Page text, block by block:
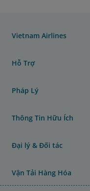
Vietnam Airlines
Hỗ Trợ
Pháp Lý
Thông Tin Hữu Ích
Đại lý & Đối tác
Vận Tải Hàng Hóa